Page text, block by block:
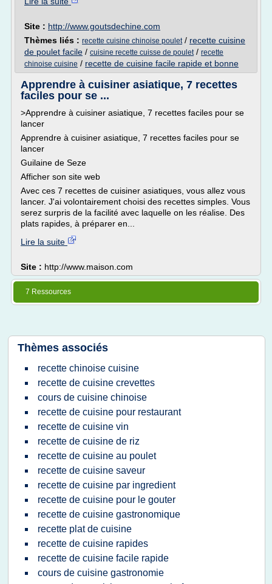
Site : http://www.goutsdechine.com
Thèmes liés : recette cuisine chinoise poulet/ recette cuisine
de poulet facile / cuisine recette cuisse de poulet/ recette
chinoise cuisine / recette de cuisine facile rapide et bonne
Apprendre à cuisiner asiatique, 7 recettes
faciles pour se ...
>Apprendre à cuisiner asiatique, 7 recettes faciles pour se
lancer
Apprendre à cuisiner asiatique, 7 recettes faciles pour se
lancer
Guilaine de Seze
Afficher son site web
Avec ces 7 recettes de cuisiner asiatiques, vous allez vous
lancer. J'ai volontairement choisi des recettes simples. Vous
serez surpris de la facilité avec laquelle on les réalise. Des
plats rapides, à préparer en...
Lire la suite
Site : http://www.maison.com
7 Ressources
Thèmes associés
recette chinoise cuisine
recette de cuisine crevettes
cours de cuisine chinoise
recette de cuisine pour restaurant
recette de cuisine vin
recette de cuisine de riz
recette de cuisine au poulet
recette de cuisine saveur
recette de cuisine par ingredient
recette de cuisine pour le gouter
recette de cuisine gastronomique
recette plat de cuisine
recette de cuisine rapides
recette de cuisine facile rapide
cours de cuisine gastronomie